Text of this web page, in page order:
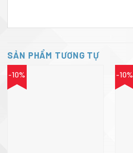
SẢN PHẨM TƯƠNG TỰ
-10% -10%